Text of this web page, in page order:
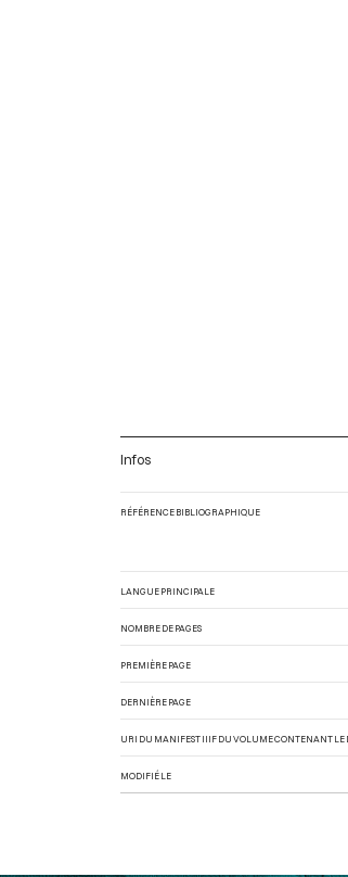
Infos
RÉFÉRENCE BIBLIOGRAPHIQUE
LANGUE PRINCIPALE
NOMBRE DE PAGES
PREMIÈRE PAGE
DERNIÈRE PAGE
URI DU MANIFEST IIIF DU VOLUME CONTENANT LE
MODIFIÉ LE